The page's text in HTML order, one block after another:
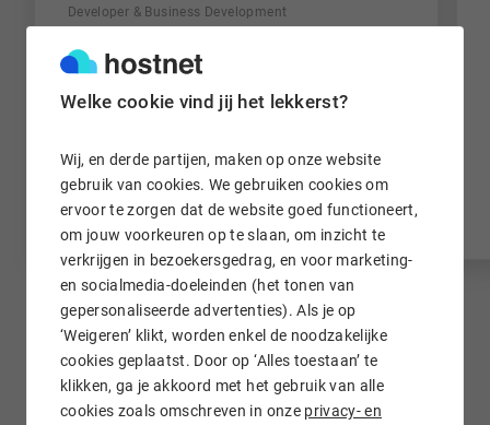
Welke cookie vind jij het lekkerst?
Wij, en derde partijen, maken op onze website
gebruik van cookies. We gebruiken cookies om
ervoor te zorgen dat de website goed functioneert,
om jouw voorkeuren op te slaan, om inzicht te
verkrijgen in bezoekersgedrag, en voor marketing-
en socialmedia-doeleinden (het tonen van
gepersonaliseerde advertenties). Als je op
‘Weigeren’ klikt, worden enkel de noodzakelijke
cookies geplaatst. Door op ‘Alles toestaan’ te
klikken, ga je akkoord met het gebruik van alle
cookies zoals omschreven in onze privacy- en
Developer & Business Development
proactieve houding onderscheidt Hostnet echt
Lees meer
Bekijk alle klantcases